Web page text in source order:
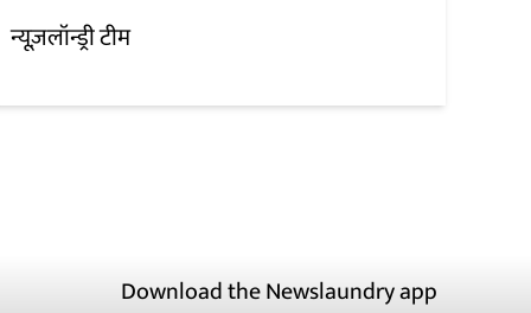
न्यूज़लॉन्ड्री टीम
Download the Newslaundry app